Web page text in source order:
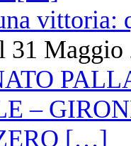
vittoria:
31 Maggio